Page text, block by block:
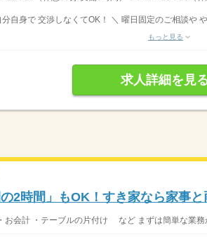
分自身で 交渉しなくてOK！ ＼ 曜日固定のご相談や
もっと見る
求人詳細を見
の2時間」もOK！すき家なら家事
お会計 ・テーブルの片付け など まずは簡単な業